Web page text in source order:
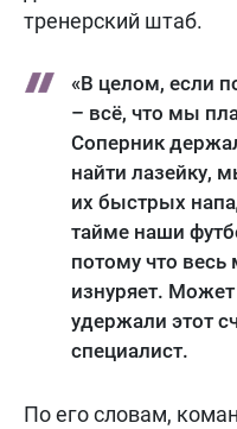
тренерский штаб.
«В целом, если
– всё, что мы
Соперник
найти лазейку,
их быстрых
тайме наши
потому что весь
изнуряет.
удержали этот
специалист.
По его словам,